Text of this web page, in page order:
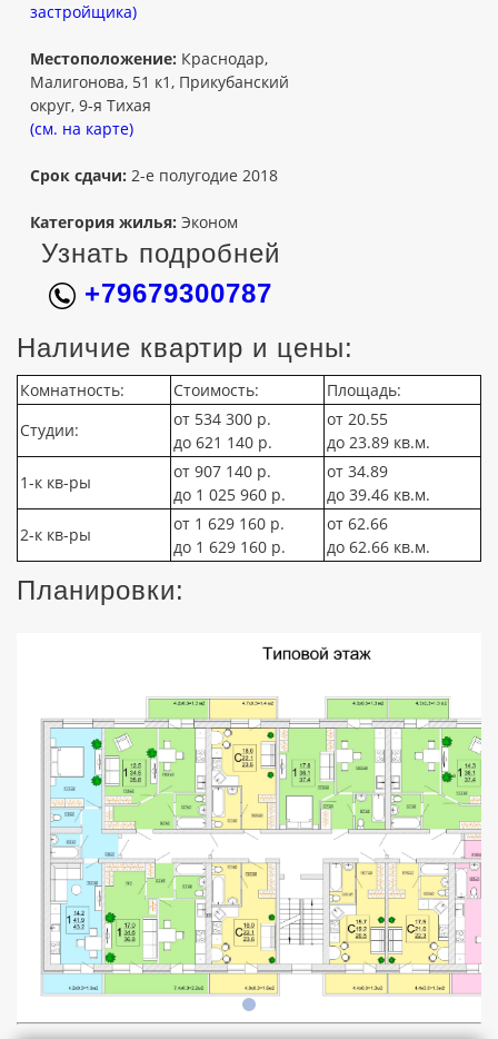
застройщика)
Местоположение: Краснодар,
Малигонова, 51 к1, Прикубанский
округ, 9-я Тихая
(см. на карте)
Срок сдачи: 2-е полугодие 2018
Категория жилья: Эконом
Узнать подробней
+79679300787
Наличие квартир и цены:
Комнатность: Стоимость:
Площадь:
Студии:
от 534 300 р.
до 621 140 р.
от 20.55
до 23.89 кв.м.
1-к кв-ры
от 907 140 р.
до 1 025 960 р.
от 34.89
до 39.46 кв.м.
2-к кв-ры
от 1 629 160 р.
до 1 629 160 р.
от 62.66
до 62.66 кв.м.
Планировки: